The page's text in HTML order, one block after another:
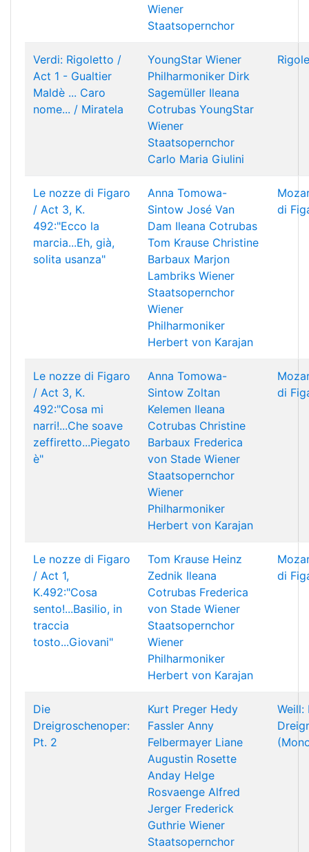
Wiener
Staatsopernchor
Verdi: Rigoletto /
Act 1 - Gualtier
Maldè ... Caro
nome... / Miratela
YoungStar Wiener
Philharmoniker Dirk
Sagemüller Ileana
Cotrubas YoungStar
Wiener
Staatsopernchor
Carlo Maria Giulini
Le nozze di Figaro
/ Act 3, K.
492:"Ecco la
marcia...Eh, già,
solita usanza"
Anna Tomowa-
Sintow José Van
Dam Ileana Cotrubas
Tom Krause Christine
Barbaux Marjon
Lambriks Wiener
Staatsopernchor
Wiener
Philharmoniker
Herbert von Karajan
di
Le nozze di Figaro
/ Act 3, K.
492:"Cosa mi
narri!...Che soave
zeffiretto...Piegato
è"
Anna Tomowa-
Sintow Zoltan
Kelemen Ileana
Cotrubas Christine
Barbaux Frederica
von Stade Wiener
Staatsopernchor
Wiener
Philharmoniker
Herbert von Karajan
di
Le nozze di Figaro
/ Act 1,
K.492:"Cosa
sento!...Basilio, in
traccia
tosto...Giovani"
Tom Krause Heinz
Zednik Ileana
Cotrubas Frederica
von Stade Wiener
Staatsopernchor
Wiener
Philharmoniker
Herbert von Karajan
di
Die
Dreigroschenoper:
Pt. 2
Kurt Preger Hedy
Fassler Anny
Felbermayer Liane
Augustin Rosette
Anday Helge
Rosvaenge Alfred
Jerger Frederick
Guthrie Wiener
Staatsopernchor
Weill: